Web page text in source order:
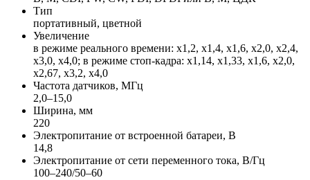
Тип
портативный, цветной
Увеличение
в режиме реального времени: х1,2, х1,4, х1,6, х2,0, х2,4,
х3,0, х4,0; в режиме стоп-кадра: х1,14, х1,33, х1,6, х2,0,
х2,67, х3,2, х4,0
Частота датчиков, МГц
2,0–15,0
Ширина, мм
220
Электропитание от встроенной батареи, В
14,8
Электропитание от сети переменного тока, В/Гц
100–240/50–60